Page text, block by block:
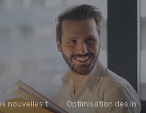
technologies Optimisation des